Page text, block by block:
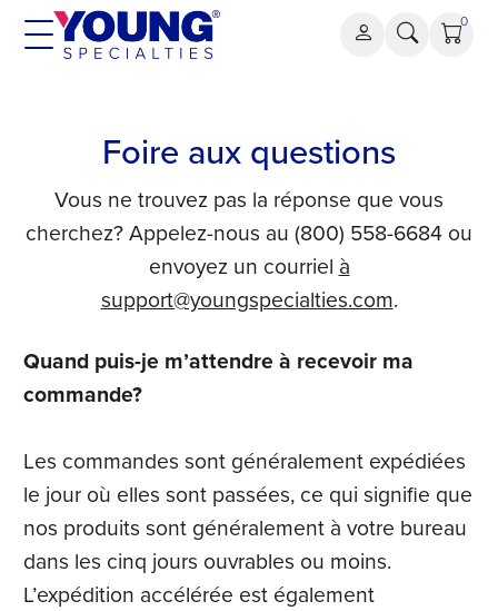
Aller
0
Foire aux questions
Vous ne trouvez pas la réponse que vous
cherchez? Appelez-nous au (800) 558-6684 ou
envoyez un courriel à
support@youngspecialties.com.
Quand puis-je m’attendre à recevoir ma
commande?
Les commandes sont généralement expédiées
le jour où elles sont passées, ce qui signifie que
nos produits sont généralement à votre bureau
dans les cinq jours ouvrables ou moins.
L’expédition accélérée est également